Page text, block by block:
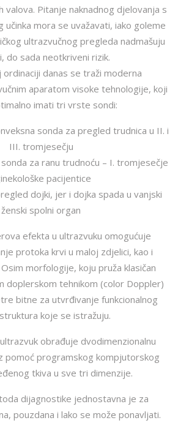
valova. Pitanje naknadnog djelovanja s
učinka mora se uvažavati, iako goleme
ultrazvučnog pregleda nadmašuju
do sada neotkriveni rizik.
ordinaciji danas se traži moderna
aparatom visoke tehnologije, koji
imati tri vrste sondi:
sonda za pregled trudnica u II. i
III. tromjesečju
za ranu trudnoću – I. tromjesečje
pacijentice
dojki, jer i dojka spada u vanjski
ženski spolni organ
efekta u ultrazvuku omogućuje
protoka krvi u maloj zdjelici, kao i
morfologije, koju pruža klasičan
doplerskom tehnikom (color Doppler)
bitne za utvrđivanje funkcionalnog
koje se istražuju.
obrađuje dvodimenzionalnu
pomoć programskog kompjutorskog
tkiva u sve tri dimenzije.
dijagnostike jednostavna je za
pouzdana i lako se može ponavljati.